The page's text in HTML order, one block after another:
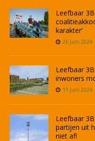
Leefbaar
karakter’
26 juni 2026
Leefbaar
inwoners
11 juni 2026
Leefbaar
partijen uit
niet af!